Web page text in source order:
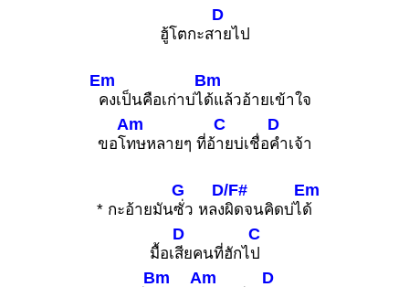
ฮู้โตกะส
D
ายไป
Em
คงเป็นคือเก่าบ่ไ
Bm
ด้แล้วอ้ายเข้าใจ
ขอโ
Am
ทษหลายๆ ที่อ้
C
ายบ่เชื่อ
D
คำเจ้า
* กะอ้ายมัน
G
ซั่ว หลง
D/F#
ผิดจนคิดบ่ไ
Em
ด้
มื้อเ
D
สียคนที่ฮักไ
C
ป
Bm Am D